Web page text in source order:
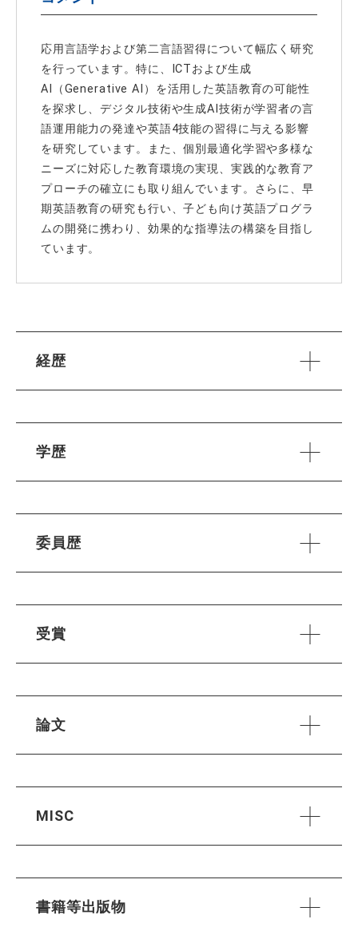
応用言語学および第二言語習得について幅広く研究
を行っています。特に、ICTおよび生成
AI（Generative AI）を活用した英語教育の可能性
を探求し、デジタル技術や生成AI技術が学習者の言
語運用能力の発達や英語4技能の習得に与える影響
を研究しています。また、個別最適化学習や多様な
ニーズに対応した教育環境の実現、実践的な教育ア
プローチの確立にも取り組んでいます。さらに、早
期英語教育の研究も行い、子ども向け英語プログラ
ムの開発に携わり、効果的な指導法の構築を目指し
ています。
経歴
学歴
委員歴
受賞
論文
MISC
書籍等出版物